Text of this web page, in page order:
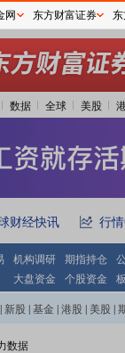
数据 全球 美股
财经快讯 行
机构调研 期指持仓
大盘资金 个股资金
新股 基金 港股 美股
数据
网 东方财富证券